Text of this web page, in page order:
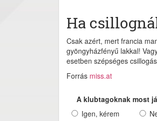
Ha
Csak azért, mert francia
gyöngyházfényű lakkal!
esetben szépséges
Forrás miss.at
A klubtagoknak most
Igen, kérem